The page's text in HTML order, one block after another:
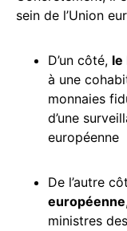
sein de l’Union
D’un côté, le
à une
monnaies
d’une
européenne
De l’autre
européenne
ministres